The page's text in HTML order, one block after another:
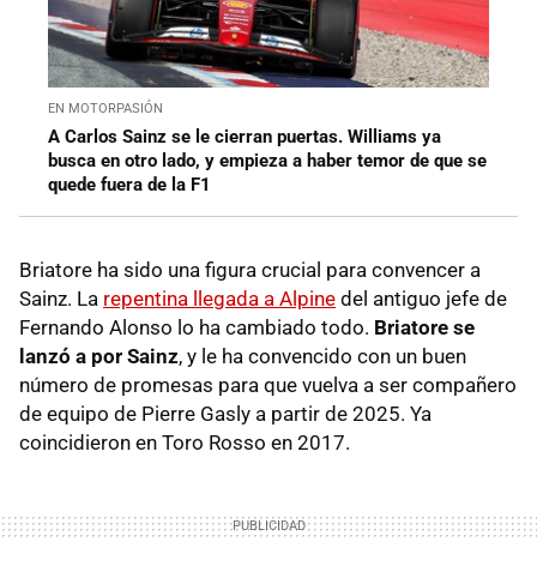
EN MOTORPASIÓN
A Carlos Sainz se le cierran puertas. Williams ya
busca en otro lado, y empieza a haber temor de que se
quede fuera de la F1
Briatore ha sido una figura crucial para convencer a
Sainz. La repentina llegada a Alpine del antiguo jefe de
Fernando Alonso lo ha cambiado todo. Briatore se
lanzó a por Sainz, y le ha convencido con un buen
número de promesas para que vuelva a ser compañero
de equipo de Pierre Gasly a partir de 2025. Ya
coincidieron en Toro Rosso en 2017.